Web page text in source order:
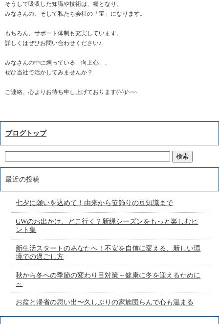
そうして吸収した知識や技術は、糧となり、
みなさんの、そして私たち会社の「宝」になります。
もちろん、サポート体制も充実しています。
詳しくはぜひお問い合わせください♪
みなさんの中に燻っている「向上心」、
ぜひ当社で活かしてみませんか？
ご連絡、心よりお待ち申し上げております(^^)/~~~
ブログトップ
最近の投稿
七夕に願いを込めて！由来から笹飾りの豆知識まで
GWのお出かけ、どこ行く？新緑シーズンをもっと楽しむヒ
ント集
新生活スタートのあなたへ！不安を自信に変える、新しい環
境での過ごし方
秋から冬への季節の変わり目対策～健康に冬を迎えるために
～
お盆と帰省の思い出〜久しぶりの家族団らんで心も温まる